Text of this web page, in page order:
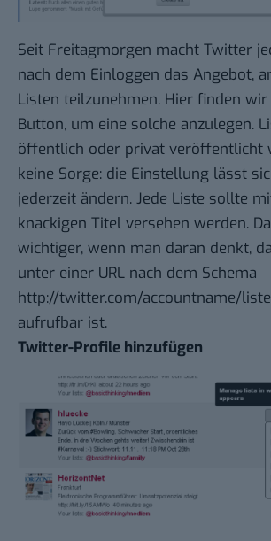
Seit Freitagmorgen macht Twitter
nach dem Einloggen das Angebot,
Listen teilzunehmen. Hier finden
Button, um eine solche anzulegen.
öffentlich oder privat veröffentlicht
keine Sorge: die Einstellung lässt
jederzeit ändern. Jede Liste sollte
knackigen Titel versehen werden.
wichtiger, wenn man daran denkt,
unter einer URL nach dem Schema
http://twitter.com/accountname/
aufrufbar ist.
Twitter-Profile hinzufügen